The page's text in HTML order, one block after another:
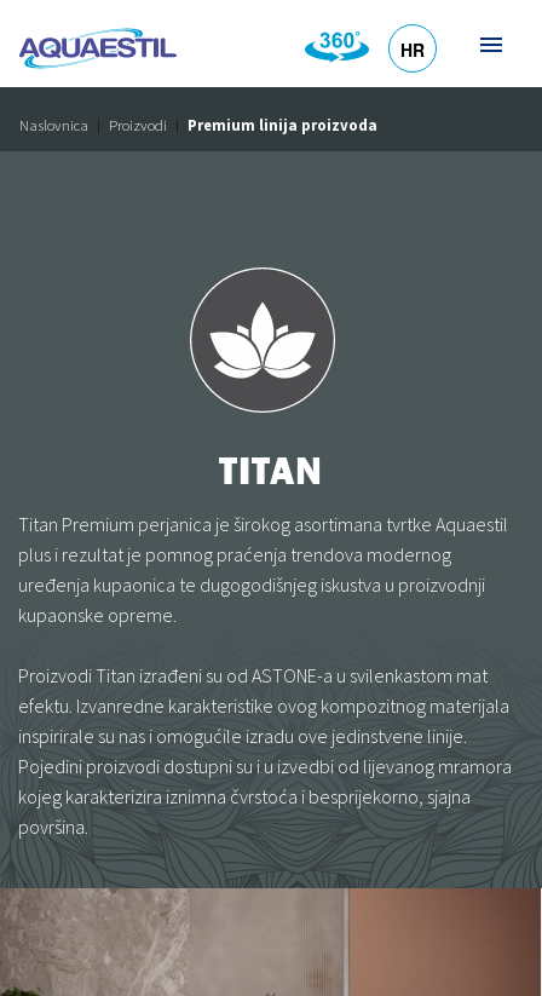
HR
Naslovnica Proizvodi Premium linija proizvoda
TITAN
Titan Premium perjanica je širokog asortimana tvrtke Aquaestil
plus i rezultat je pomnog praćenja trendova modernog
uređenja kupaonica te dugogodišnjeg iskustva u proizvodnji
kupaonske opreme.
Proizvodi Titan izrađeni su od ASTONE-a u svilenkastom mat
efektu. Izvanredne karakteristike ovog kompozitnog materijala
inspirirale su nas i omogućile izradu ove jedinstvene linije.
Pojedini proizvodi dostupni su i u izvedbi od lijevanog mramora
kojeg karakterizira iznimna čvrstoća i besprijekorno, sjajna
površina.